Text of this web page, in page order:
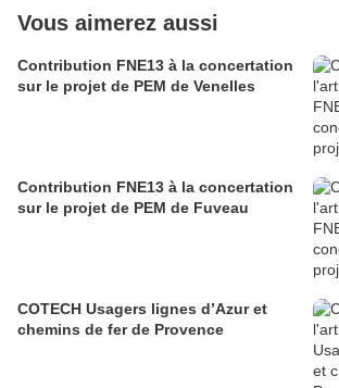
Vous aimerez aussi
Contribution FNE13 à la concertation
sur le projet de PEM de Venelles
Contribution FNE13 à la concertation
sur le projet de PEM de Fuveau
COTECH Usagers lignes d’Azur et
chemins de fer de Provence